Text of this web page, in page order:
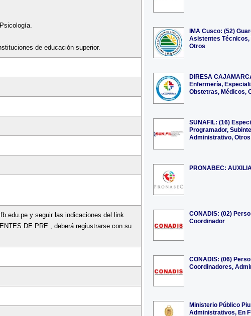
de educación superior.
y seguir las indicaciones del link
DE PRE , deberá regiustrarse con su
IMA Cusco: (52)
Asistentes Técnicos,
Otros
DIRESA
Enfermería,
Obstetras, Médicos,
SUNAFIL: (16)
Programador,
Administrativo, Otros
PRONABEC:
CONADIS: (02)
Coordinador
CONADIS: (06)
Coordinadores,
Ministerio Público
Administrativos, En